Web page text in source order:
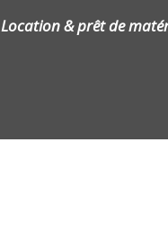
Location & prêt de